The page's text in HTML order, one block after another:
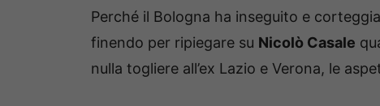
Perché il Bologna ha inseguito e
finendo per ripiegare su Nicolò Casale
nulla togliere all’ex Lazio e Verona, le